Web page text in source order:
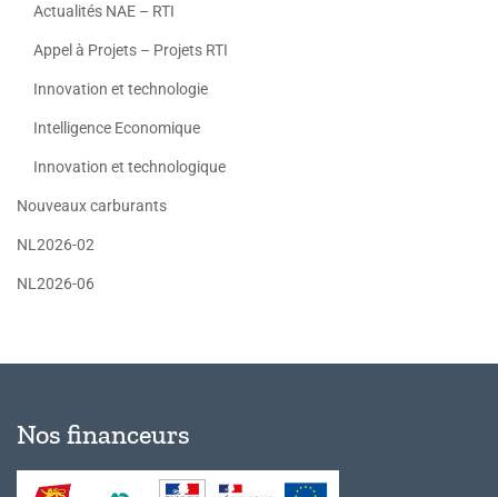
Actualités NAE – RTI
Appel à Projets – Projets RTI
Innovation et technologie
Intelligence Economique
Innovation et technologique
Nouveaux carburants
NL2026-02
NL2026-06
Nos financeurs